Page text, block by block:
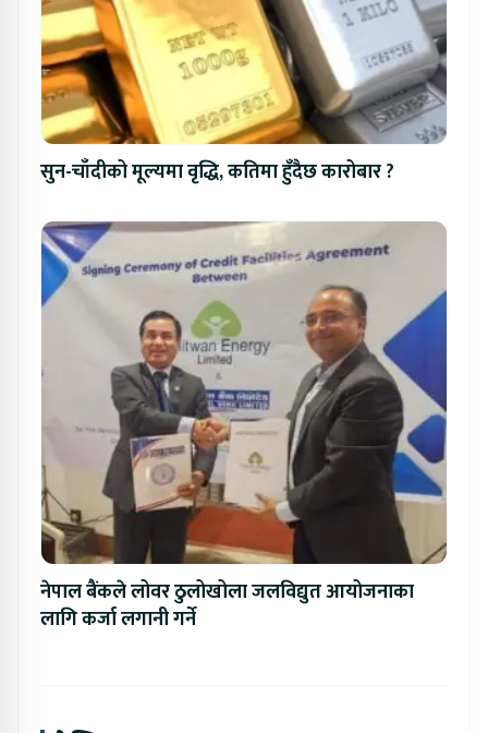
सुन-चाँदीको मूल्यमा वृद्धि, कतिमा हुँदैछ कारोबार ?
नेपाल बैंकले लोवर ठुलोखोला जलविद्युत आयोजनाका
लागि कर्जा लगानी गर्ने